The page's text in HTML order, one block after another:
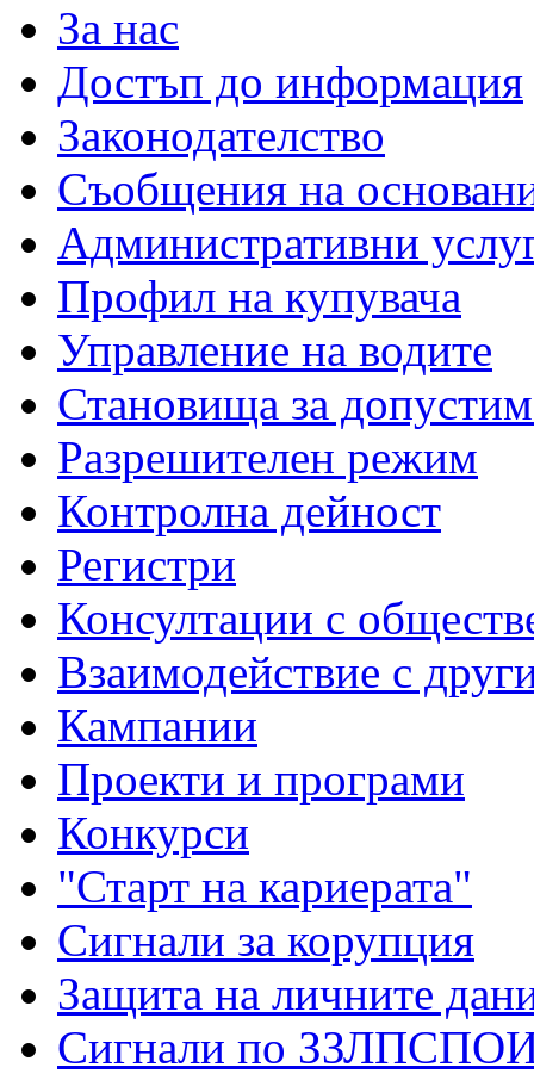
За нас
Достъп до информация
Законодателство
Съобщения на
Административни
Профил на купувача
Управление на водите
Становища за
Разрешителен режим
Контролна дейност
Регистри
Консултации с
Взаимодействие с
Кампании
Проекти и програми
Конкурси
"Старт на кариерата"
Сигнали за корупция
Защита на личните
Сигнали по